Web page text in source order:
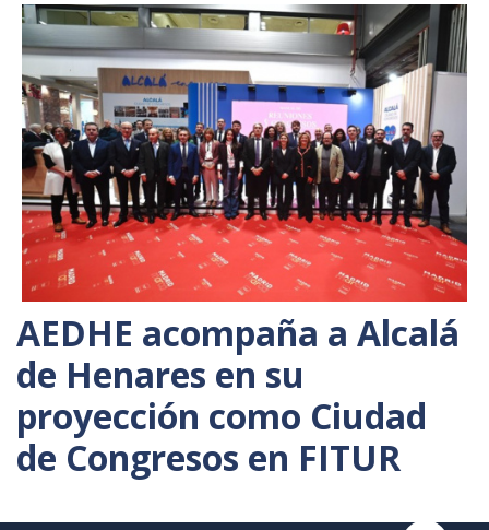
AEDHE acompaña a Alcalá
de Henares en su
proyección como Ciudad
de Congresos en FITUR